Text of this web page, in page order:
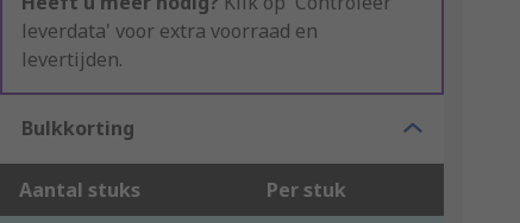
leverdata' voor extra voorraad en
levertijden.
Bulkkorting
Aantal stuks Per stuk